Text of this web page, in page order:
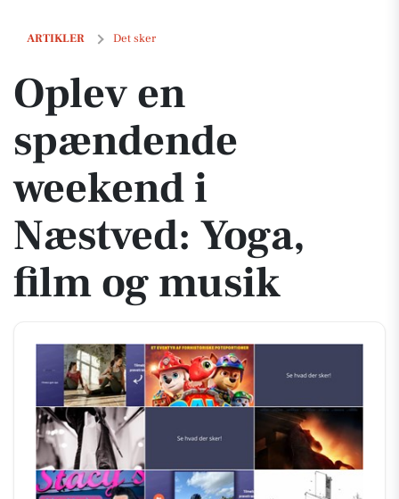
ARTIKLER Det sker
Oplev en spændende weekend i Næstved: Yoga, film og musik
Oplev en
spændende
weekend i
Næstved: Yoga,
film og musik